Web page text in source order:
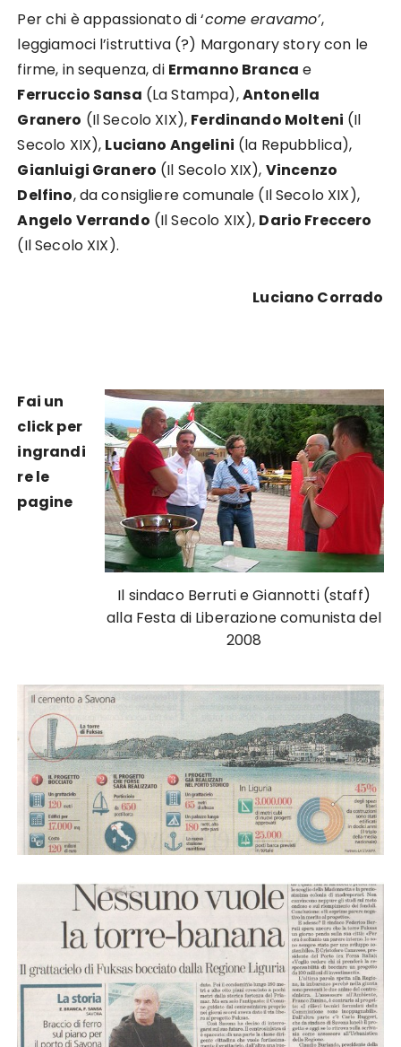
Per chi è appassionato di ‘come eravamo’,
leggiamoci l’istruttiva (?) Margonary story con le
firme, in sequenza, di Ermanno Branca e
Ferruccio Sansa (La Stampa),Antonella
Granero (Il Secolo XIX), Ferdinando Molteni (Il
Secolo XIX), Luciano Angelini (la Repubblica),
Gianluigi Granero (Il Secolo XIX), Vincenzo
Delfino, da consigliere comunale (Il Secolo XIX),
Angelo Verrando (Il Secolo XIX), Dario Freccero
(Il Secolo XIX).
Luciano Corrado
Il sindaco Berruti e Giannotti (staff)
alla Festa di Liberazione comunista del
2008
Fai un
click per
ingrandi
re le
pagine